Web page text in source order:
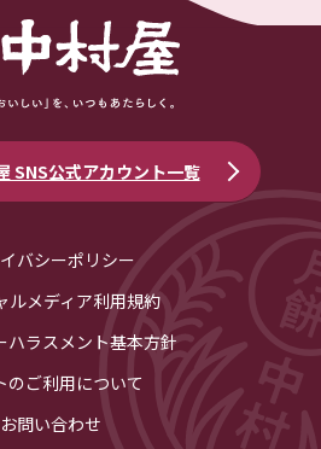
SNS公式アカウント一覧
バシーポリシー
ルメディア利用規約
ハラスメント基本方針
のご利用について
お問い合わせ